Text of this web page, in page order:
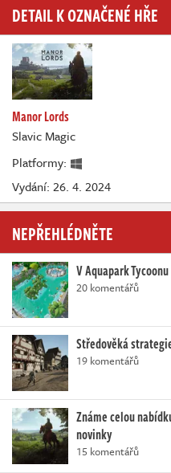
DETAIL K OZNAČENÉ HŘE
Manor Lords
Slavic Magic
Platformy:
Vydání: 26. 4. 2024
NEPŘEHLÉDNĚTE
V Aquapark
20 komentářů
Středověká
19 komentářů
Známe celou
novinky
15 komentářů